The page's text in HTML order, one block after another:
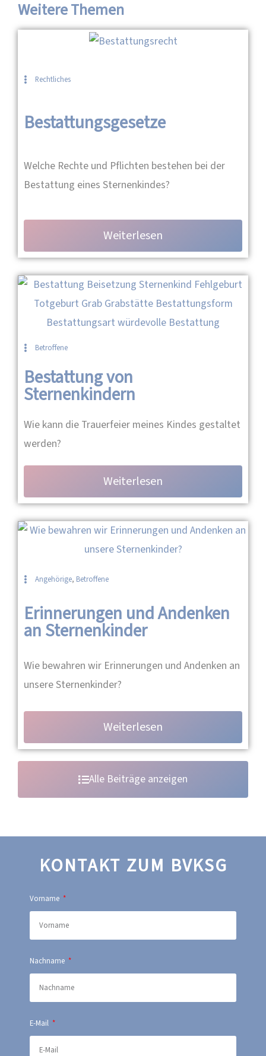
Weitere Themen
Rechtliches
Bestattungsgesetze
Welche Rechte und Pflichten bestehen bei der
Bestattung eines Sternenkindes?
Weiterlesen
Betroffene
Bestattung von
Sternenkindern
Wie kann die Trauerfeier meines Kindes gestaltet
werden?
Weiterlesen
Angehörige, Betroffene
Erinnerungen und Andenken
an Sternenkinder
Wie bewahren wir Erinnerungen und Andenken an
unsere Sternenkinder?
Weiterlesen
Alle Beiträge anzeigen
KONTAKT ZUM BVKSG
Vorname
Nachname
E-Mail